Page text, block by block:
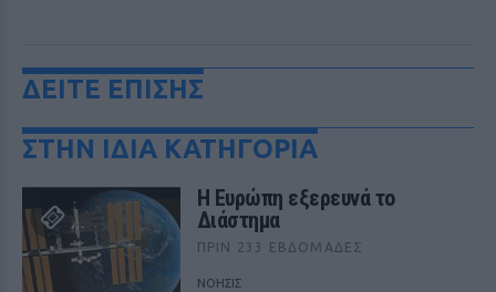
ΔΕΙΤΕ ΕΠΙΣΗΣ
ΣΤΗΝ ΙΔΙΑ ΚΑΤΗΓΟΡΙΑ
Η Ευρώπη εξερευνά το
Διάστημα
ΠΡΙΝ 233 ΕΒΔΟΜΆΔΕΣ
ΝΟΗΣΙΣ